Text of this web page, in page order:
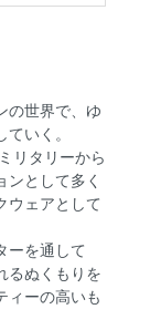
の世界で、ゆ
いく。
リタリーから
として多く
ウェアとして
ーを通して
るぬくもりを
ィーの高いも